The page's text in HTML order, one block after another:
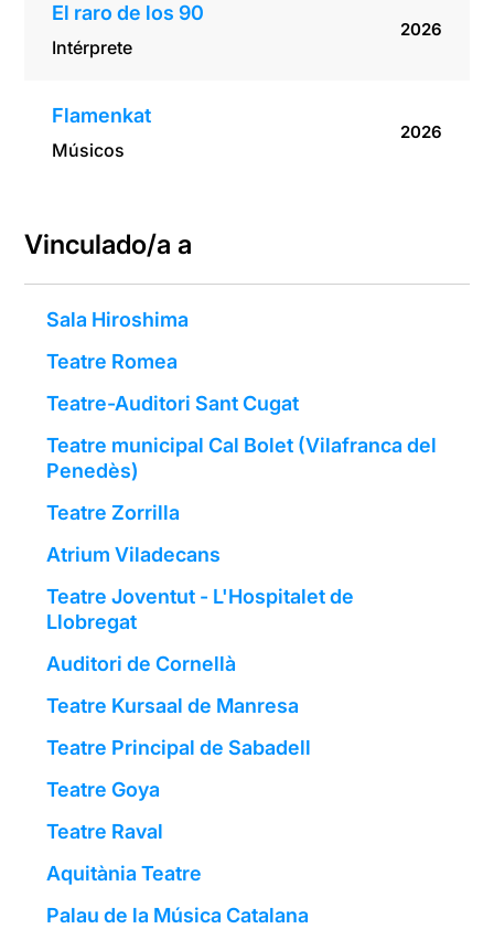
El raro de los 90
Intérprete
2026
Flamenkat
Músicos
2026
Vinculado/a a
Sala Hiroshima
Teatre Romea
Teatre-Auditori Sant Cugat
Teatre municipal Cal Bolet (Vilafranca del
Penedès)
Teatre Zorrilla
Atrium Viladecans
Teatre Joventut - L'Hospitalet de
Llobregat
Auditori de Cornellà
Teatre Kursaal de Manresa
Teatre Principal de Sabadell
Teatre Goya
Teatre Raval
Aquitània Teatre
Palau de la Música Catalana